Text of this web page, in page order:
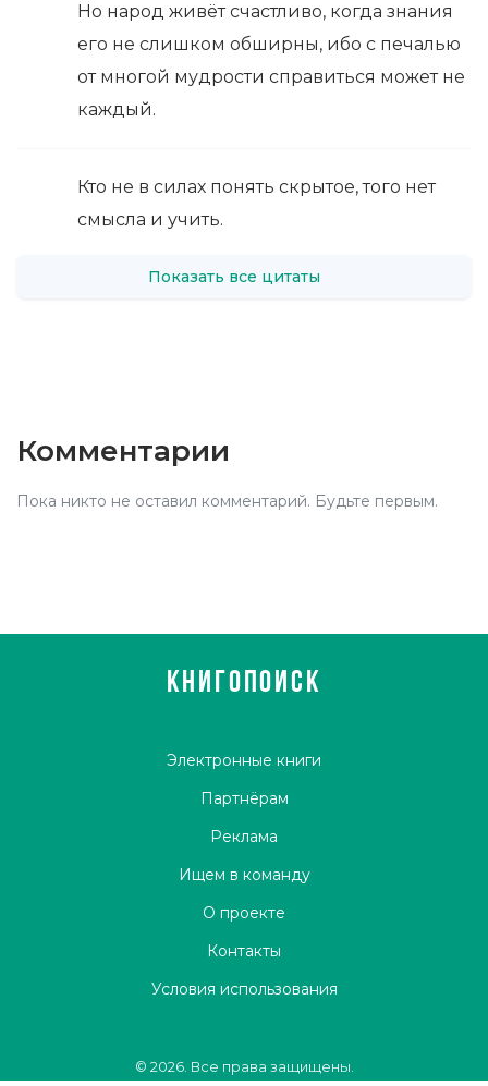
Но народ живёт счастливо, когда знания
его не слишком обширны, ибо с печалью
от многой мудрости справиться может не
каждый.
Кто не в силах понять скрытое, того нет
смысла и учить.
Показать все цитаты
Комментарии
Пока никто не оставил комментарий. Будьте первым.
КНИГОПОИСК
Электронные книги
Партнёрам
Реклама
Ищем в команду
О проекте
Контакты
Условия использования
© 2026. Все права защищены.